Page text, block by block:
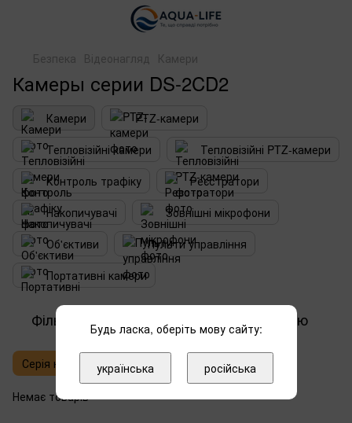
Безпека Відеонагляд Камери
Камеры серии DS-2CD2
Камери
PTZ-камери
Тепловізійні камери
Тепловізійні PTZ-камери
Контроль трафіку
Реєстратори
Накопичувачі
Зовнішні мікрофони
Об'єктиви
Пульти управління
Портативні камери
Фільтр За популярністю
Серія камер
Немає товарів
Будь ласка, оберіть мову сайту:
українська російська